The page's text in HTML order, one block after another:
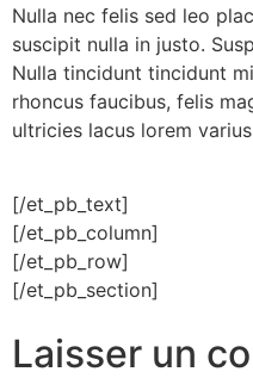
Nulla nec felis sed leo
suscipit nulla in justo.
Nulla tincidunt tincidunt
rhoncus faucibus, felis
ultricies lacus lorem
[/et_pb_text]
[/et_pb_column]
[/et_pb_row]
[/et_pb_section]
Laisser un